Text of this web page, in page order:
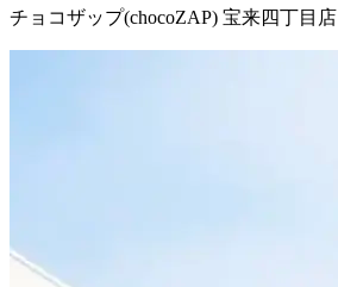
チョコザップ(chocoZAP) 宝来四丁目店